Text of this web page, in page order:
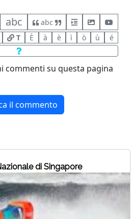
abc
abc
T
È à è ì ò ù é
commenti su questa pagina
di Singapore